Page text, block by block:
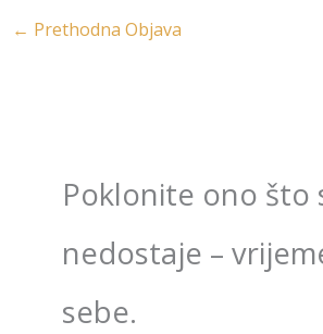
← Prethodna Objava
Poklonite ono što
nedostaje –
sebe.